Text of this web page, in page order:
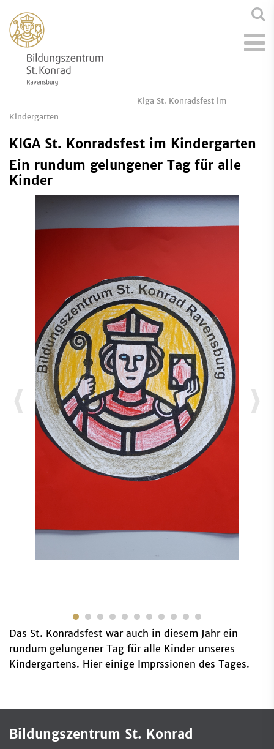
Kiga St. Konradsfest im
Kindergarten
KIGA St. Konradsfest im Kindergarten
Ein rundum gelungener Tag für alle
Kinder
Das St. Konradsfest war auch in diesem Jahr ein
rundum gelungener Tag für alle Kinder unseres
Kindergartens. Hier einige Imprssionen des Tages.
Bildungszentrum St. Konrad